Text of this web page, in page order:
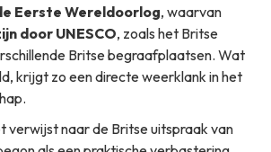
Eerste Wereldoorlog, waarvan
door UNESCO, zoals het Britse
Britse begraafplaatsen. Wat
krijgt zo een directe weerklank in het
verwijst naar de Britse uitspraak van